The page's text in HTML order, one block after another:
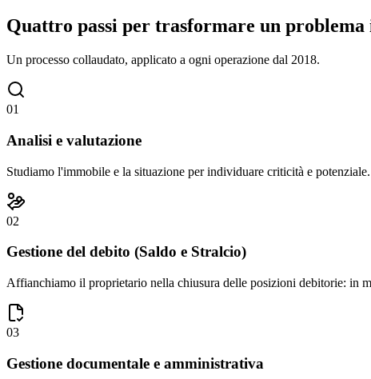
Quattro passi per trasformare un problema
Un processo collaudato, applicato a ogni operazione dal 2018.
01
Analisi e valutazione
Studiamo l'immobile e la situazione per individuare criticità e potenziale.
02
Gestione del debito (Saldo e Stralcio)
Affianchiamo il proprietario nella chiusura delle posizioni debitorie: in
03
Gestione documentale e amministrativa